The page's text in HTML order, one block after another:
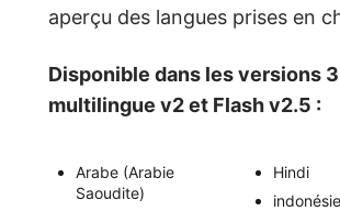
aperçu des langues prises en
Disponible dans les versions
multilingue v2 et Flash v2.5 :
Arabe (Arabie
Saoudite)
Hindi